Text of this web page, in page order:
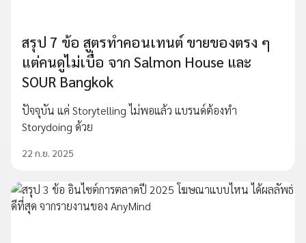
สรุป 7 ข้อ สูตรทำคอนเทนต์ ขายของตรง ๆ
แต่คนดูไม่เบื่อ จาก Salmon House และ
SOUR Bangkok
ปัจจุบัน แค่ Storytelling ไม่พอแล้ว แบรนด์ต้องทำ
Storydoing ด้วย
22 ก.ย. 2025